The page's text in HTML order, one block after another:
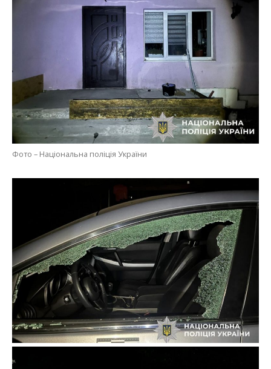
Фото – Національна поліція України